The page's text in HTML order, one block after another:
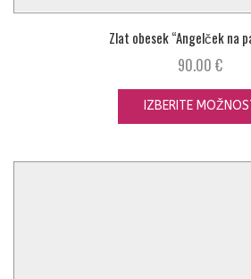
Zlat obesek “Angelček na
90.00 €
IZBERITE